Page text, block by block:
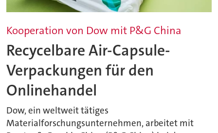
Kooperation von Dow mit P&G China
Recycelbare Air-Capsule-
Verpackungen für den
Onlinehandel
Dow, ein weltweit tätiges
Materialforschungsunternehmen, arbeitet mit